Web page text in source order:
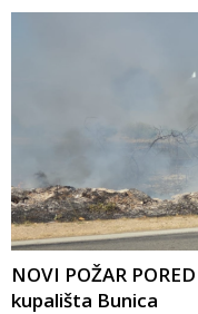
NOVI POŽAR
kupališta Bunica